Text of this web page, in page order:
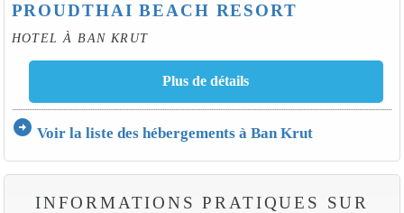
PROUDTHAI BEACH RESORT
HOTEL À BAN KRUT
arrow_circle_right Voir la liste des hébergements à Ban Krut
INFORMATIONS PRATIQUES SUR